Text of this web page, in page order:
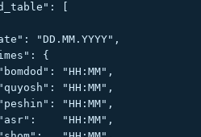
[
"DD.MM.YYYY",
{
"HH:MM",
"HH:MM",
"HH:MM",
"HH:MM",